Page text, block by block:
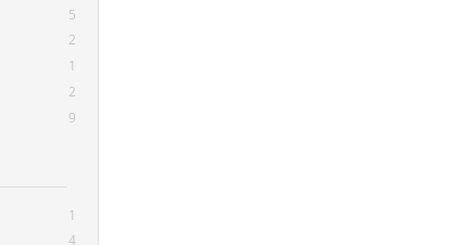
5
2
1
2
9
1
4